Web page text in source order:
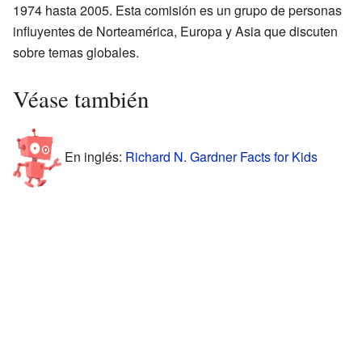
1974 hasta 2005. Esta comisión es un grupo de personas
influyentes de Norteamérica, Europa y Asia que discuten
sobre temas globales.
Véase también
En inglés: Richard N. Gardner Facts for Kids